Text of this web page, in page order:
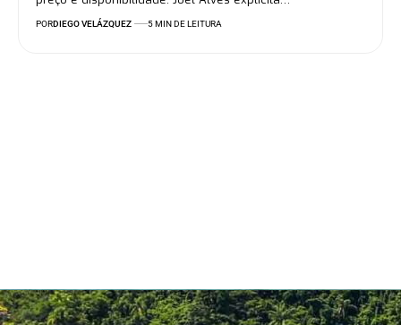
PORDIEGO VELÁZQUEZ 5 MIN DE LEITURA